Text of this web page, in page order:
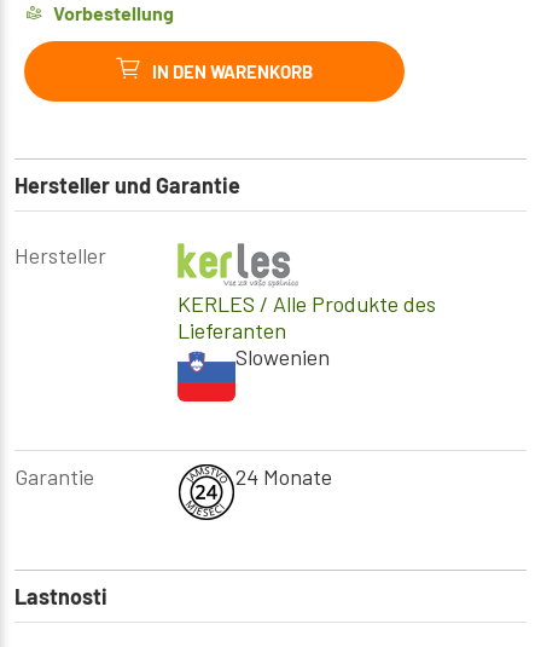
Vorbestellung
IN DEN WARENKORB
Hersteller und Garantie
Hersteller
KERLES / Alle Produkte des
Lieferanten
Slowenien
Garantie 24 Monate
Lastnosti